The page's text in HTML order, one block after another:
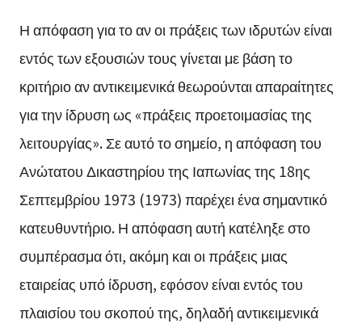
Η απόφαση για το αν οι πράξεις των ιδρυτών είναι
εντός των εξουσιών τους γίνεται με βάση το
κριτήριο αν αντικειμενικά θεωρούνται απαραίτητες
για την ίδρυση ως «πράξεις προετοιμασίας της
λειτουργίας». Σε αυτό το σημείο, η απόφαση του
Ανώτατου Δικαστηρίου της Ιαπωνίας της 18ης
Σεπτεμβρίου 1973 (1973) παρέχει ένα σημαντικό
κατευθυντήριο. Η απόφαση αυτή κατέληξε στο
συμπέρασμα ότι, ακόμη και οι πράξεις μιας
εταιρείας υπό ίδρυση, εφόσον είναι εντός του
πλαισίου του σκοπού της, δηλαδή αντικειμενικά